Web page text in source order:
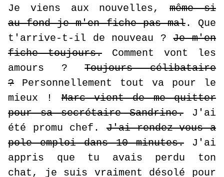
Je viens aux nouvelles,même si
au fond je m'en fiche pas mal. Que
t'arrive-t-il de nouveau ?Je m'en
fiche toujours. Comment vont les
amours ?Toujours célibataire
? Personnellement tout va pour le
mieux !Marc vient de me quitter
pour sa secrétaire Sandrine. J'ai
été promu chef.J'ai rendez-vous a
pole emploi dans 10 minutes. J'ai
appris que tu avais perdu ton
chat, je suis vraiment désolé pour